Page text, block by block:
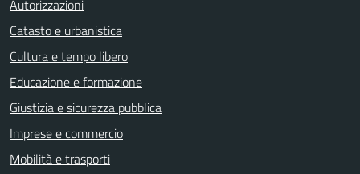
Autorizzazioni
Catasto e urbanistica
Cultura e tempo libero
Educazione e formazione
Giustizia e sicurezza pubblica
Imprese e commercio
Mobilità e trasporti